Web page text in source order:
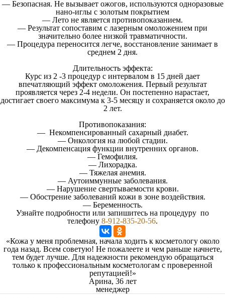
— Безопасная. Не вызывает ожогов, используются одноразовые
нано-иглы с золотым покрытием
— Лето не является противопоказанием.
— Результат сопоставим с лазерным омоложением при
значительно более низкой травматичности.
— Процедура переносится легче, восстановление занимает в
среднем 2 дня.
Длительность эффекта:
Курс из 2 -3 процедур с интервалом в 15 дней дает
впечатляющий эффект омоложения. Первый результат
проявляется через 2-4 недели. Он постепенно нарастает,
достигает своего максимума к 3-5 месяцу и сохраняется около до
2 лет.
Противопоказания:
— Некомпенсированный сахарный диабет.
— Онкология на любой стадии.
— Декомпенсация функции внутренних органов.
— Гемофилия.
— Лихорадка.
— Тяжелая анемия.
— Аутоиммунные заболевания.
— Нарушение свертываемости крови.
— Обострение заболеваний кожи в зоне воздействия.
— Беременность.
Узнайте подробности или запишитесь на процедуру по
телефону 8-912-835-20-56.
«Кожа у меня проблемная, начала ходить к косметологу около
года назад. Всем советую! Не пожалеете и чем раньше начнете,
тем будет лучше. Для надежности рекомендую обращаться
только к профессиональным косметологам с проверенной
репутацией!»
Арина, 36 лет
менеджер